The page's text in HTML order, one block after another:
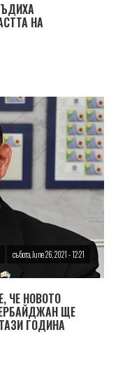
НА
събота, June 26, 2021 - 12:21
ЧЕ НОВОТО
ЩЕ
ГОДИНА